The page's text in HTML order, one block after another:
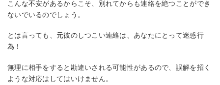
こんな不安があるからこそ、別れてからも連絡を絶つことができ
ないでいるのでしょう。
とは言っても、元彼のしつこい連絡は、あなたにとって迷惑行
為！
無理に相手をすると勘違いされる可能性があるので、誤解を招く
ような対応はしてはいけません。